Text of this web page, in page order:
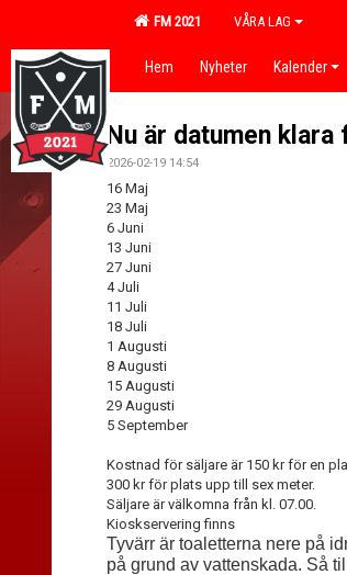
FM 2021 VÅRA LAG
Hem Nyheter Kalender
Nu är datumen
2026-02-19 14:54
16 Maj
23 Maj
6 Juni
13 Juni
27 Juni
4 Juli
11 Juli
18 Juli
1 Augusti
8 Augusti
15 Augusti
29 Augusti
5 September
Kostnad för säljare är 150 kr för en
300 kr för plats upp till sex meter.
Säljare är välkomna från kl. 07.00.
Kioskservering finns
Tyvärr är toaletterna nere på
på grund av vattenskada. Så